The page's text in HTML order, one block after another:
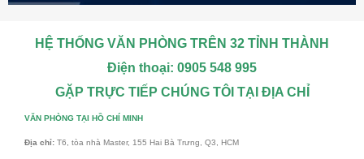
HỆ THỐNG VĂN PHÒNG TRÊN 32 TỈNH THÀNH
Điện thoại: 0905 548 995
GẶP TRỰC TIẾP CHÚNG TÔI TẠI ĐỊA CHỈ
VĂN PHÒNG TẠI HỒ CHÍ MINH
Địa chỉ: T6, tòa nhà Master, 155 Hai Bà Trưng, Q3, HCM